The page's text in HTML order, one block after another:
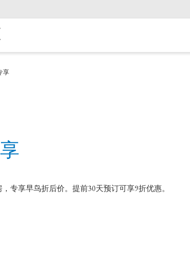
享
专享早鸟折后价。提前30天预订可享9折优惠。